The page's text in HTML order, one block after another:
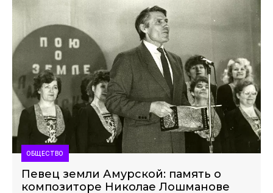
ОБЩЕСТВО
Певец земли Амурской: память о
композиторе Николае Лошманове